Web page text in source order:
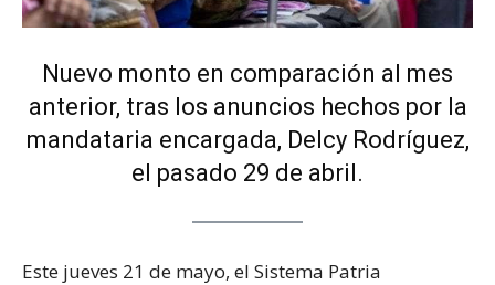
Nuevo monto en comparación al mes
anterior, tras los anuncios hechos por la
mandataria encargada, Delcy Rodríguez,
el pasado 29 de abril.
Este jueves 21 de mayo, el Sistema Patria